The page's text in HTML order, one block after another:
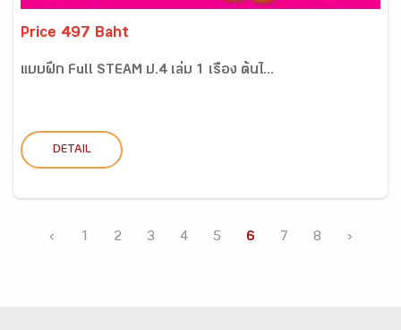
Price 497 Baht
แบบฝึก Full STEAM ป.4 เล่ม 1 เรื่อง ต้นไ...
DETAIL
‹ 1 2 3 4 5 6 7 8 ›